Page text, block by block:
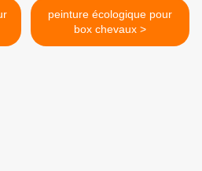
peinture écologique pour
box chevaux >